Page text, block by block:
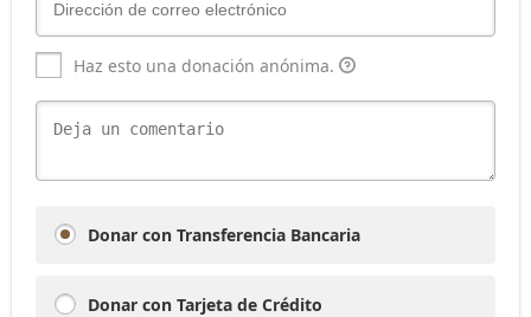
Haz esto una donación anónima.
Donar con Transferencia Bancaria
Donar con Tarjeta de Crédito